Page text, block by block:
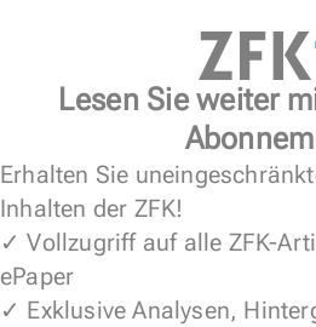
Lesen Sie weiter
Erhalten Sie
Inhalten der ZFK!
✓ Vollzugriff auf alle ZFK-
ePaper
✓ Exklusive Analysen,